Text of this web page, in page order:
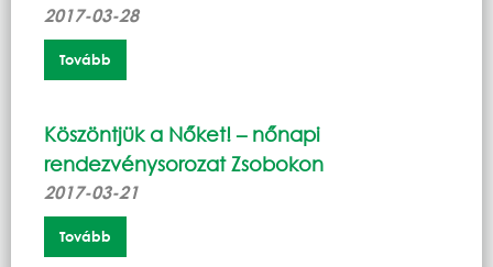
2017-03-28
Tovább
Köszöntjük a Nőket! – nőnapi
rendezvénysorozat Zsobokon
2017-03-21
Tovább